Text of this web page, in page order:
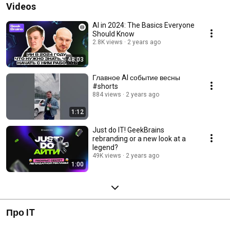
Videos
48:03
AI in 2024: The Basics Everyone
Should Know
2.8K views 2 years ago
1:12
Главное AI событие весны
#shorts
884 views 2 years ago
1:00
Just do IT! GeekBrains
rebranding or a new look at a
legend?
49K views 2 years ago
Про IT